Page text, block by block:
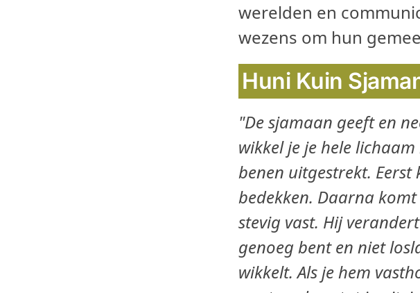
werelden en
wezens om hun
Huni Kuin
"De sjamaan geeft en
wikkel je je hele
benen uitgestrekt. Eerst
bedekken. Daarna
stevig vast. Hij
genoeg bent en niet
wikkelt. Als je hem